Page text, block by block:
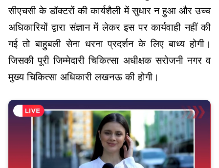
सीएचसी के डॉक्टरों की कार्यशैली में सुधार न हुआ और उच्च
अधिकारियों द्वारा संज्ञान में लेकर इस पर कार्यवाही नहीं की
गई तो बाहुबली सेना धरना प्रदर्शन के लिए बाध्य होगी।
जिसकी पूरी जिम्मेदारी चिकित्सा अधीक्षक सरोजनी नगर व
मुख्य चिकित्सा अधिकारी लखनऊ की होगी।